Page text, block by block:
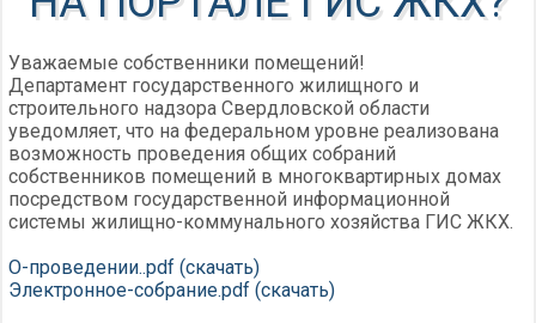
Уважаемые собственники помещений!
Департамент государственного жилищного и
строительного надзора Свердловской области
уведомляет, что на федеральном уровне реализована
возможность проведения общих собраний
собственников помещений в многоквартирных домах
посредством государственной информационной
системы жилищно-коммунального хозяйства ГИС ЖКХ.
О-проведении..pdf (скачать)
Электронное-собрание.pdf (скачать)